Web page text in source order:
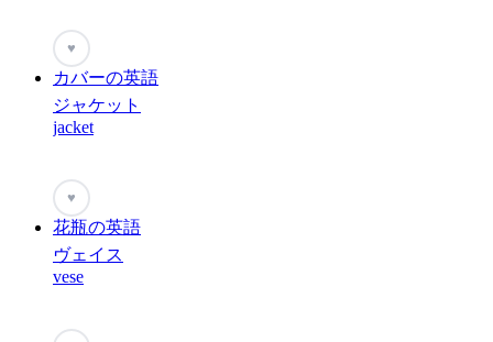
♥
カバーの英語
ジャケット
jacket
♥
花瓶の英語
ヴェイス
vese